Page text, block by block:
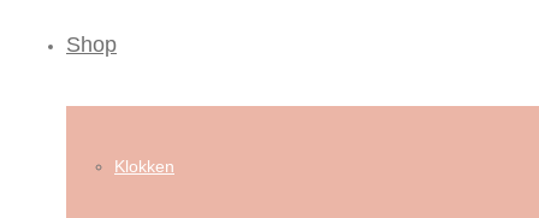
Shop
Klokken